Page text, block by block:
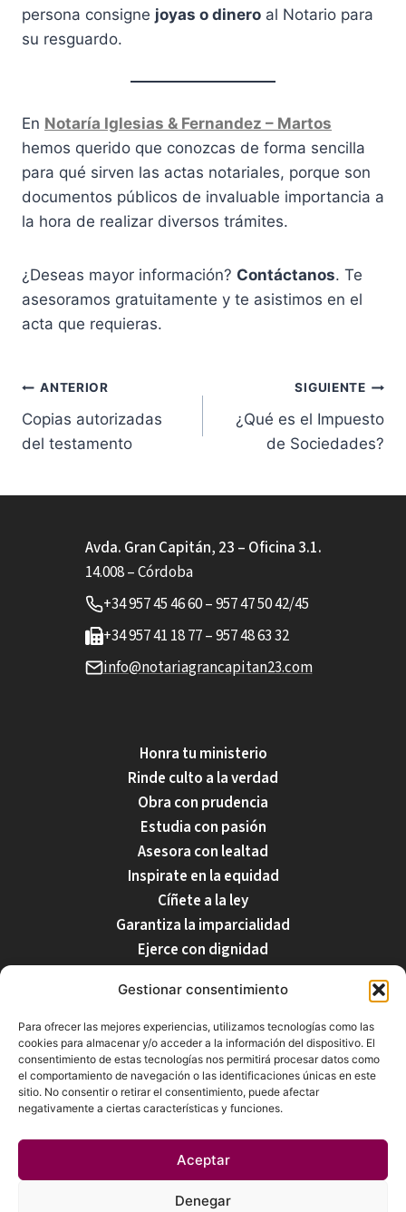
Gestionar consentimiento
Para ofrecer las mejores experiencias, utilizamos tecnologías como las
cookies para almacenar y/o acceder a la información del dispositivo. El
consentimiento de estas tecnologías nos permitirá procesar datos como
el comportamiento de navegación o las identificaciones únicas en este
sitio. No consentir o retirar el consentimiento, puede afectar
negativamente a ciertas características y funciones.
Aceptar
Denegar
persona consigne joyas o dinero al Notario para
su resguardo.
En Notaría Iglesias & Fernandez – Martos
hemos querido que conozcas de forma sencilla
para qué sirven las actas notariales, porque son
documentos públicos de invaluable importancia a
la hora de realizar diversos trámites.
¿Deseas mayor información? Contáctanos. Te
asesoramos gratuitamente y te asistimos en el
acta que requieras.
Navegación
de
ANTERIOR
Copias autorizadas
del testamento
SIGUIENTE
¿Qué es el Impuesto
de Sociedades?
Avda. Gran Capitán, 23 – Oficina 3.1.
14.008 – Córdoba
+34 957 45 46 60 – 957 47 50 42/45
+34 957 41 18 77 – 957 48 63 32
info@notariagrancapitan23.com
Honra tu ministerio
Rinde culto a la verdad
Obra con prudencia
Estudia con pasión
Asesora con lealtad
Inspirate en la equidad
Cíñete a la ley
Garantiza la imparcialidad
Ejerce con dignidad
InicioDespachoNuestro EquipoServiciosBlogContacto
Iglesias & Fernández-Martos Notarios, C.B. © 2026. Todos